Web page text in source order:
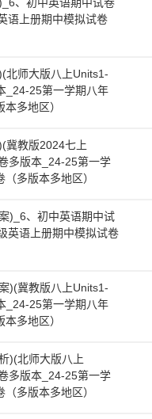
语上册期中模拟试卷
北师大版八上Units1-
_24-25第一学期八年
多地区）
冀教版2024七上
多版本_24-25第一学
多版本多地区）
)_6、初中英语期中试
英语上册期中模拟试卷
)(冀教版八上Units1-
_24-25第一学期八年
多地区）
)(北师大版八上
多版本_24-25第一学
多版本多地区）